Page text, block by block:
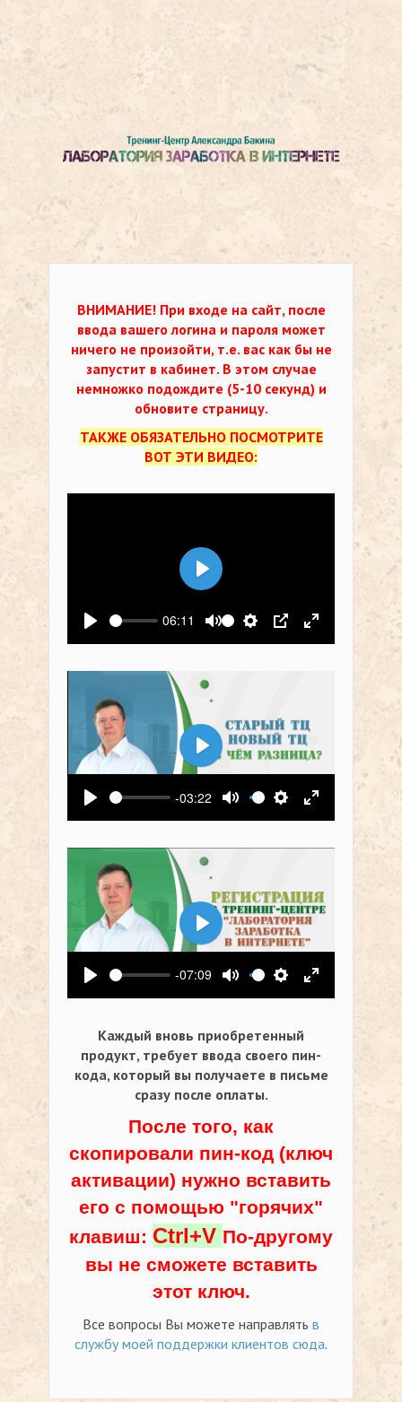
ВНИМАНИЕ! При входе на сайт, после
ввода вашего логина и пароля может
ничего не произойти, т.е. вас как бы не
запустит в кабинет. В этом случае
немножко подождите (5-10 секунд) и
обновите страницу.
ТАКЖЕ ОБЯЗАТЕЛЬНО ПОСМОТРИТЕ
ВОТ ЭТИ ВИДЕО:
Воспроизвести
06:11
Выключить звук
Настройки
PIP На весь
Воспроизвести
Воспроизвести
-03:22
Выключить звук
Настройки
На весь
Воспроизвести
Воспроизвести
-07:09
Выключить звук
Настройки
На весь
Воспроизвести
Каждый вновь приобретенный
продукт, требует ввода своего пин-
кода, который вы получаете в письме
сразу после оплаты.
После того, как
скопировали пин-код (ключ
активации) нужно вставить
его с помощью "горячих"
клавиш: Ctrl+V По-другому
вы не сможете вставить
этот ключ.
Все вопросы Вы можете направлять в
службу моей поддержки клиентов сюда.